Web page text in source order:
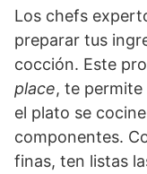
Los chefs
preparar tus
cocción. Este
place, te
el plato se
componentes.
finas, ten listas